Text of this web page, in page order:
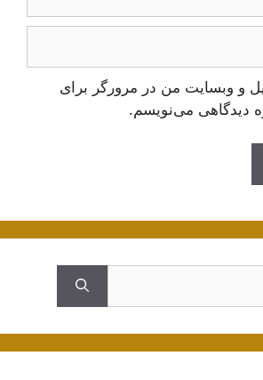
و وبسایت من در مرورگر برای
دیدگاهی می‌نویسم.